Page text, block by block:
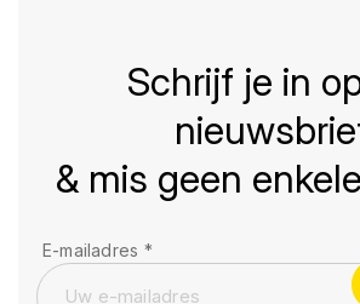
Schrijf je in
& mis geen
E-mailadres *